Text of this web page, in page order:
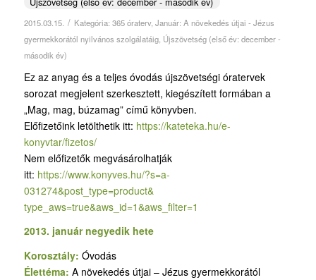
2015.03.15. / Kategória: 365 óraterv, Január: A növekedés útjai - Jézus
gyermekkorától nyilvános szolgálatáig, Újszövetség (első év: december -
második év)
Ez az anyag és a teljes óvodás újszövetségi óratervek
sorozat megjelent szerkesztett, kiegészített formában a
„Mag, mag, búzamag” című könyvben.
Előfizetőink letölthetik itt: https://kateteka.hu/e-
konyvtar/fizetos/
Nem előfizetők megvásárolhatják
itt: https://www.konyves.hu/?s=a-
031274&post_type=product&
type_aws=true&aws_id=1&aws_ filter=1
2013. január negyedik hete
Korosztály: Óvodás
Élettéma: A növekedés útjai – Jézus gyermekkorától